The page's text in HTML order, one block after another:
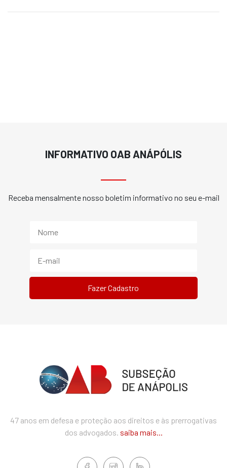
INFORMATIVO OAB ANÁPÓLIS
Receba mensalmente nosso boletim informativo no seu e-mail
47 anos em defesa e proteção aos direitos e às prerrogativas
dos advogados. saiba mais...